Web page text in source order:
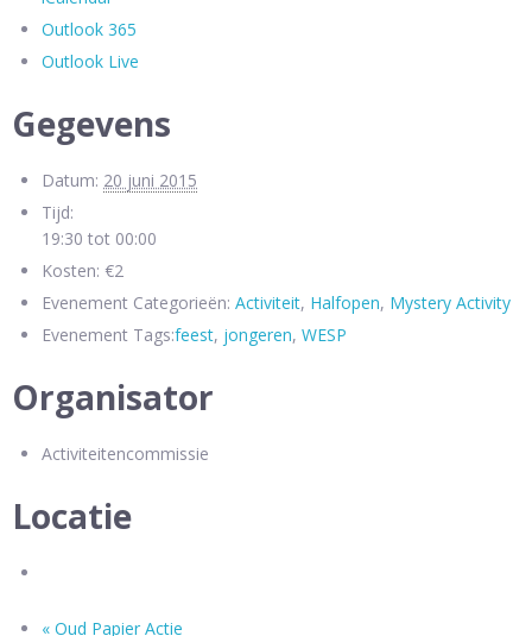
Outlook 365
Outlook Live
Gegevens
Datum: 20 juni 2015
Tijd:
19:30 tot 00:00
Kosten: €2
Evenement Categorieën: Activiteit, Halfopen, Mystery Activity
Evenement Tags:feest, jongeren, WESP
Organisator
Activiteitencommissie
Locatie
« Oud Papier Actie